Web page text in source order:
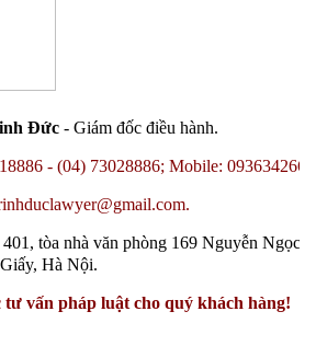
Đức - Giám đốc điều hành.
- (04) 73028886; Mobile:
tòa nhà văn phòng 169 Nguyễn Ngọc
Hà Nội.
vấn pháp luật cho quý khách hàng!